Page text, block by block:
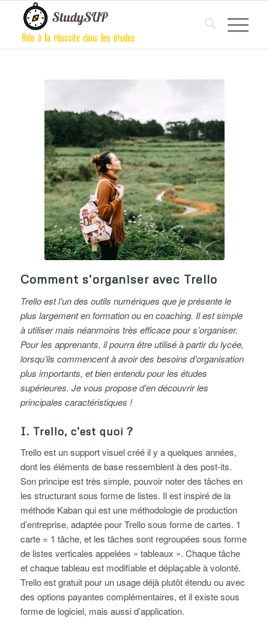
Comment s’organiser avec Trello
Trello est l’un des outils numériques que je présente le
plus largement en formation ou en coaching. Il est simple
à utiliser mais néanmoins très efficace pour s’organiser.
Pour les apprenants, il pourra être utilisé à partir du lycée,
lorsqu’ils commencent à avoir des besoins d’organisation
plus importants, et bien entendu pour les études
supérieures. Je vous propose d’en découvrir les
principales caractéristiques !
I. Trello, c’est quoi ?
Trello est un support visuel créé il y a quelques années,
dont les éléments de base ressemblent à des post-its.
Son principe est très simple, pouvoir noter des tâches en
les structurant sous forme de listes. Il est inspiré de la
méthode Kaban qui est une méthodologie de production
d’entreprise, adaptée pour Trello sous forme de cartes. 1
carte = 1 tâche, et les tâches sont regroupées sous forme
de listes verticales appelées « tableaux ». Chaque tâche
et chaque tableau est modifiable et déplaçable à volonté.
Trello est gratuit pour un usage déjà plutôt étendu ou avec
des options payantes complémentaires, et il existe sous
forme de logiciel, mais aussi d’application.